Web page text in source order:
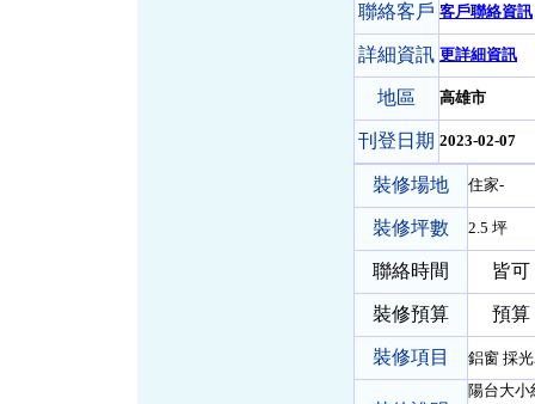
聯絡客戶 客戶聯絡資訊
詳細資訊 更詳細資訊
地區 高雄市
刊登日期 2023-02-07
裝修場地 住家-
裝修坪數 2.5 坪
聯絡時間 皆可
裝修預算 預算
裝修項目 鋁窗 採
陽台大